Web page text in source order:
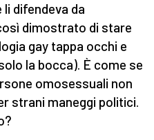
difendeva da
dimostrato di stare
gay tappa occhi e
la bocca). È come se
omosessuali non
strani maneggi politici.